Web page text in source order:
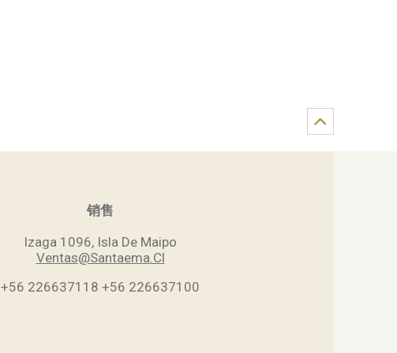
销售
Izaga 1096, Isla De Maipo
Ventas@Santaema.Cl
+56 226637118 +56 226637100